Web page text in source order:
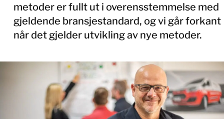
metoder er fullt ut i overensstemmelse med
gjeldende bransjestandard, og vi går forkant
når det gjelder utvikling av nye metoder.